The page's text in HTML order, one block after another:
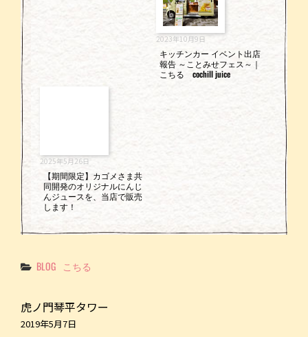
2023年10月9日
キッチンカー イベント出店
報告 ～ことみせフェス～｜
こちる cochill juice
2025年5月26日
【期間限定】カゴメさま共
同開発のオリジナルにんじ
んジュースを、当店で販売
します！
Categories
BLOG こちる
虎ノ門琴平タワー
2019年5月7日